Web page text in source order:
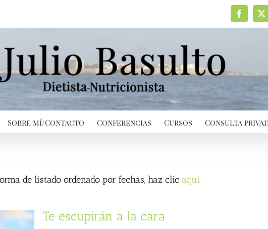
Facebook
X
Sobre mí/Contacto Conferencias Cursos Consulta
de listado ordenado por fechas, haz clic aquí.
Te escupirán a la cara